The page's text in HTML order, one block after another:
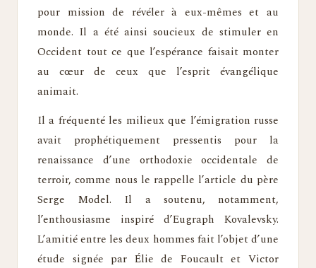
pour mission de révéler à eux-mêmes et au
monde. Il a été ainsi soucieux de stimuler en
Occident tout ce que l’espérance faisait monter
au cœur de ceux que l’esprit évangélique
animait.
Il a fréquenté les milieux que l’émigration russe
avait prophétiquement pressentis pour la
renaissance d’une orthodoxie occidentale de
terroir, comme nous le rappelle l’article du père
Serge Model. Il a soutenu, notamment,
l’enthousiasme inspiré d’Eugraph Kovalevsky.
L’amitié entre les deux hommes fait l’objet d’une
étude signée par Élie de Foucault et Victor